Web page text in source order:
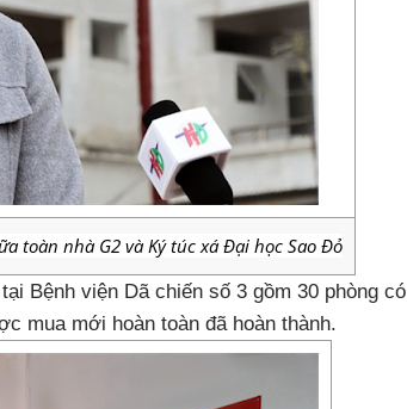
toàn nhà G2 và Ký túc xá Đại học Sao Đỏ
Bệnh viện Dã chiến số 3 gồm 30 phòng có
mua mới hoàn toàn đã hoàn thành.